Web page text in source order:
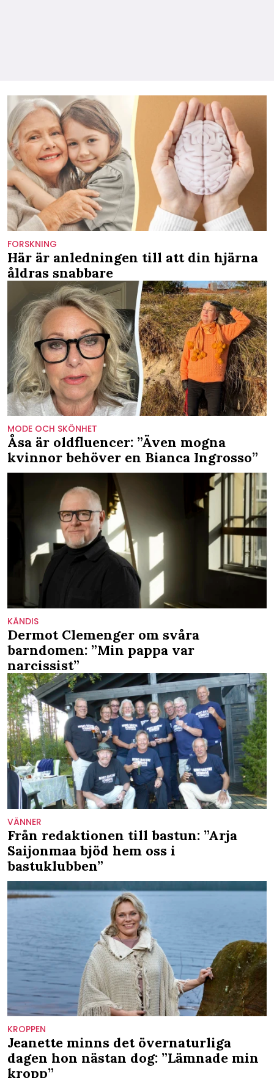
FORSKNING
Här är anledningen till att din hjärna
åldras snabbare
MODE OCH SKÖNHET
Åsa är oldfluencer: ”Även mogna
kvinnor behöver en Bianca Ingrosso”
KÄNDIS
Dermot Clemenger om svåra
barndomen: ”Min pappa var
narcissist”
VÄNNER
Från redaktionen till bastun: ”Arja
Saijonmaa bjöd hem oss i
bastuklubben”
KROPPEN
Jeanette minns det övernaturliga
dagen hon nästan dog: ”Lämnade min
kropp”